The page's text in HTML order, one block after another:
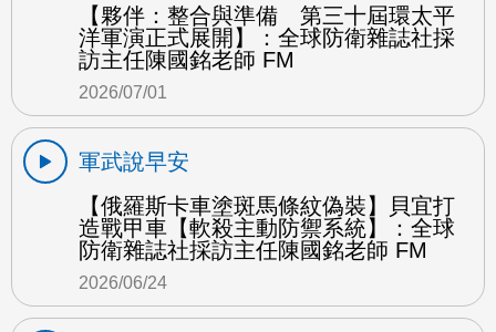
【夥伴：整合與準備 第三十屆環太平
洋軍演正式展開】：全球防衛雜誌社採
訪主任陳國銘老師 FM
2026/07/01
軍武說早安
【俄羅斯卡車塗斑馬條紋偽裝】貝宜打
造戰甲車【軟殺主動防禦系統】：全球
防衛雜誌社採訪主任陳國銘老師 FM
2026/06/24